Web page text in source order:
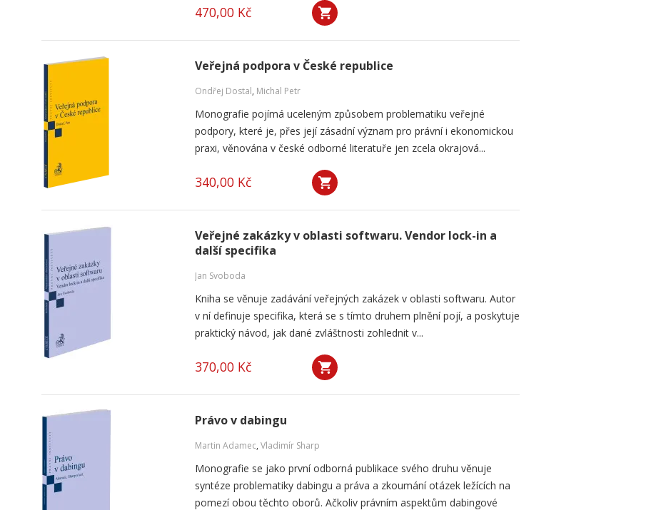
470,00 Kč
Veřejná podpora v České republice
Ondřej Dostal, Michal Petr
Monografie pojímá uceleným způsobem problematiku veřejné
podpory, které je, přes její zásadní význam pro právní i ekonomickou
praxi, věnována v české odborné literatuře jen zcela okrajová...
340,00 Kč
Veřejné zakázky v oblasti softwaru. Vendor lock-in a
další specifika
Jan Svoboda
Kniha se věnuje zadávání veřejných zakázek v oblasti softwaru. Autor
v ní definuje specifika, která se s tímto druhem plnění pojí, a poskytuje
praktický návod, jak dané zvláštnosti zohlednit v...
370,00 Kč
Právo v dabingu
Martin Adamec, Vladimír Sharp
Monografie se jako první odborná publikace svého druhu věnuje
syntéze problematiky dabingu a práva a zkoumání otázek ležících na
pomezí obou těchto oborů. Ačkoliv právním aspektům dabingové